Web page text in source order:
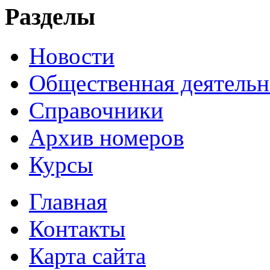
Разделы
Новости
Общественная
Справочники
Архив номеров
Курсы
Главная
Контакты
Карта сайта